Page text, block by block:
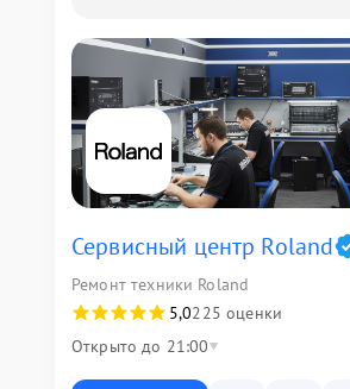
Сервисный центр Roland
Ремонт техники Roland
5,0225 оценки
Открыто до 21:00